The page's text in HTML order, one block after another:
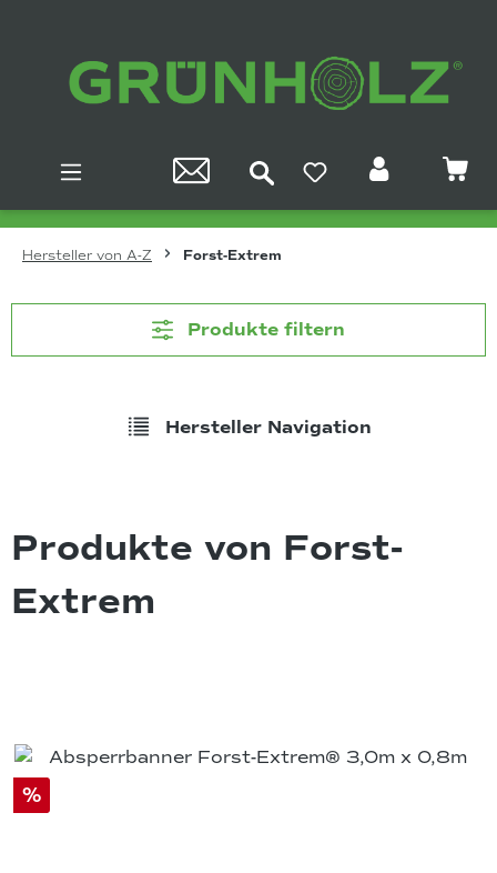
Hersteller von A-Z Forst-Extrem
Produkte filtern
Hersteller Navigation
Produkte von Forst-
Extrem
%